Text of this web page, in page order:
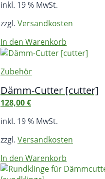
inkl. 19 % MwSt.
zzgl. Versandkosten
In den Warenkorb
Zubehör
Dämm-Cutter [cutter]
128,00€
inkl. 19 % MwSt.
zzgl. Versandkosten
In den Warenkorb